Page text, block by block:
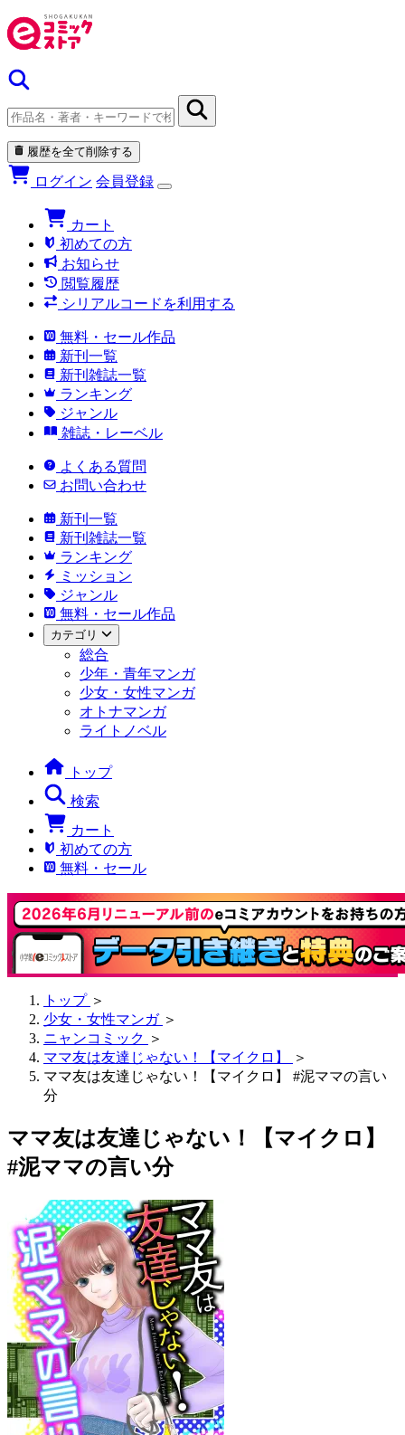
履歴を全て削除する
ログイン 会員登録
カート
初めての方
お知らせ
閲覧履歴
シリアルコードを利用する
無料・セール作品
新刊一覧
新刊雑誌一覧
ランキング
ジャンル
雑誌・レーベル
よくある質問
お問い合わせ
新刊一覧
新刊雑誌一覧
ランキング
ミッション
ジャンル
無料・セール作品
カテゴリ
総合
少年・青年マンガ
少女・女性マンガ
オトナマンガ
ライトノベル
トップ
検索
カート
初めての方
無料・セール
トップ ＞
少女・女性マンガ ＞
ニャンコミック ＞
ママ友は友達じゃない！【マイクロ】
＞
ママ友は友達じゃない！【マイクロ】 #泥ママの言い
分
ママ友は友達じゃない！【マイクロ】
#泥ママの言い分